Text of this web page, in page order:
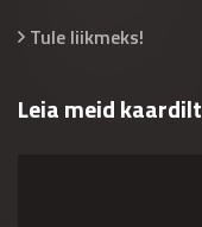
Tule liikmeks!
Leia meid kaardilt